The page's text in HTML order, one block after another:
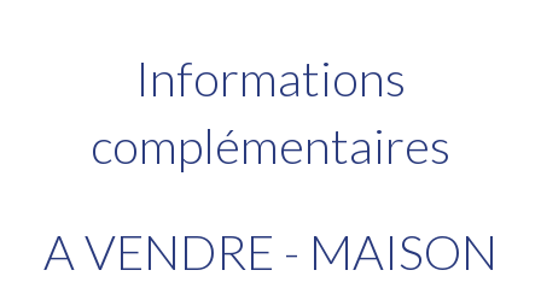
Informations
complémentaires
A VENDRE - MAISON